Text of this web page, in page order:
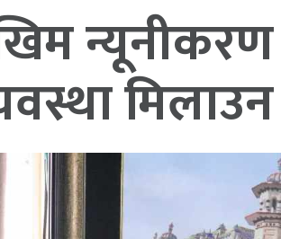
मिलाउन